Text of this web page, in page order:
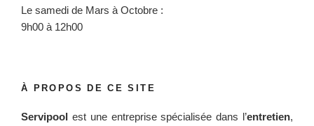
Le samedi de Mars à Octobre :
9h00 à 12h00
À PROPOS DE CE SITE
Servipool est une entreprise spécialisée dans l’entretien,